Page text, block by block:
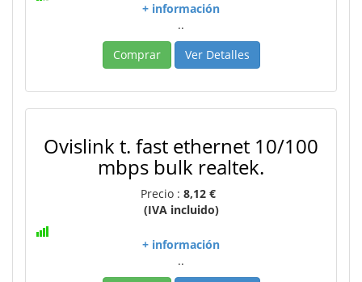
+ información
..
Comprar
Ver Detalles
Ovislink t. fast ethernet 10/100
mbps bulk realtek.
Precio : 8,12 €
(IVA incluido)
+ información
..